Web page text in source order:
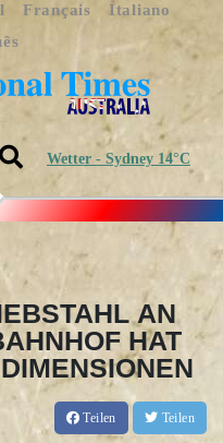
Français
Italiano
Wetter - Sydney 14°C
AN
HAT
Teilen Teilen